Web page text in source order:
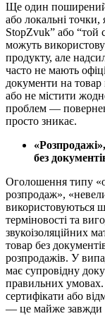
Ще один поширений
або локальні
StopZvuk” або “той
можуть
продукту, але
часто не мають
документи на товар
або не містити
проблем —
просто зникає.
без
Оголошення типу
розпродаж»,
використовуються
терміновості та
звукоізоляційних
товар без
розпродажів. У
має супровідну
правильних
сертифікати або
— це майже завжди